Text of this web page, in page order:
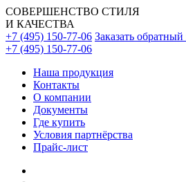
СОВЕРШЕНСТВО СТИЛЯ
И КАЧЕСТВА
+7 (495) 150-77-06 Заказать
+7 (495) 150-77-06
Наша продукция
Контакты
О компании
Документы
Где купить
Условия партнёрства
Прайс-лист